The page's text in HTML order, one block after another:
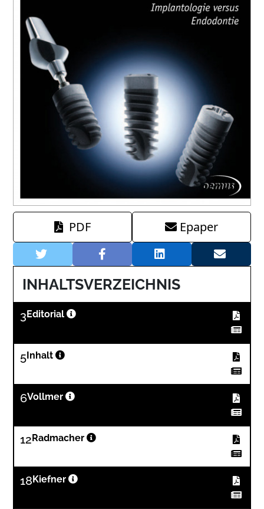
PDF Epaper
INHALTSVERZEICHNIS
3 Editorial
5 Inhalt
6Vollmer
12 Radmacher
18 Kiefner